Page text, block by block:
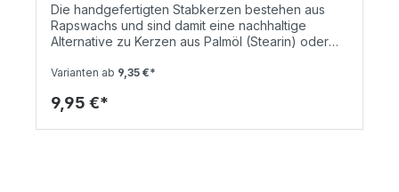
Die handgefertigten Stabkerzen bestehen aus
Rapswachs und sind damit eine nachhaltige
Alternative zu Kerzen aus Palmöl (Stearin) oder
Europa, was die Umweltbelastung durch lange
Stabkerzen zeichnen sich durch eine lange
Varianten ab 9,35 €*
9,95 €*